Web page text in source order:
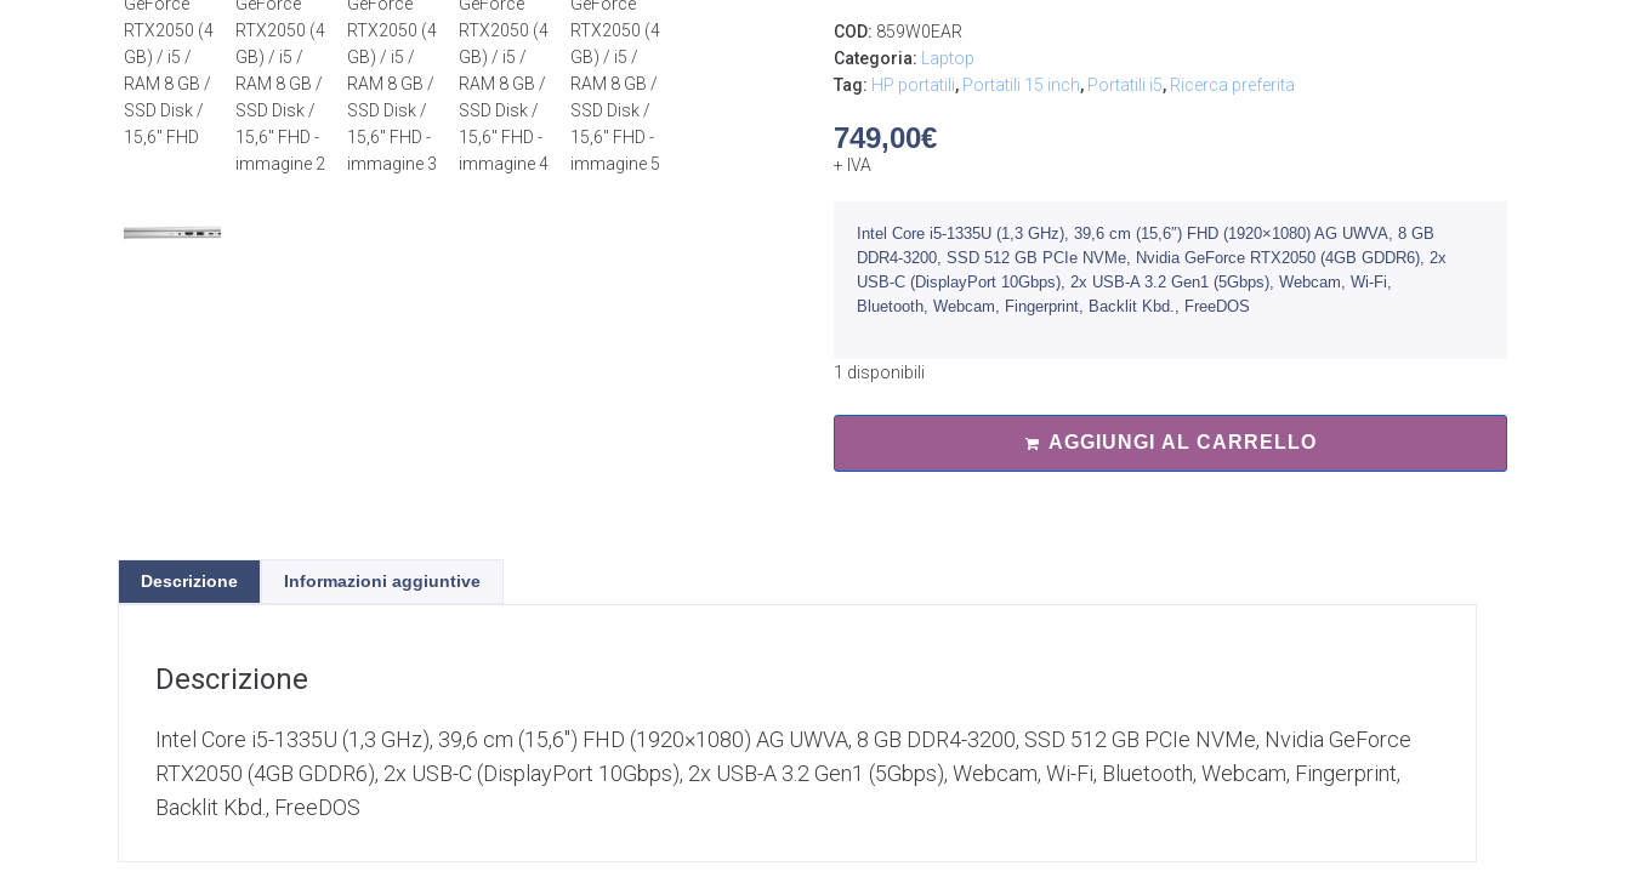
COD: 859W0EAR
Categoria:
Laptop
Tag: HP portatili, Portatili 15 inch, Portatili i5, Ricerca preferita
749,00€
+ IVA
Intel Core i5-1335U (1,3 GHz), 39,6 cm (15,6″) FHD (1920×1080) AG UWVA, 8 GB
DDR4-3200, SSD 512 GB PCIe NVMe, Nvidia GeForce RTX2050 (4GB GDDR6), 2x
USB-C (DisplayPort 10Gbps), 2x USB-A 3.2 Gen1 (5Gbps), Webcam, Wi-Fi,
Bluetooth, Webcam, Fingerprint, Backlit Kbd., FreeDOS
1 disponibili
AGGIUNGI AL CARRELLO
Descrizione Informazioni aggiuntive
Descrizione
Intel Core i5-1335U (1,3 GHz), 39,6 cm (15,6″) FHD (1920×1080) AG UWVA, 8 GB DDR4-3200, SSD 512 GB PCIe NVMe, Nvidia GeForce
RTX2050 (4GB GDDR6), 2x USB-C (DisplayPort 10Gbps), 2x USB-A 3.2 Gen1 (5Gbps), Webcam, Wi-Fi, Bluetooth, Webcam, Fingerprint,
Backlit Kbd., FreeDOS